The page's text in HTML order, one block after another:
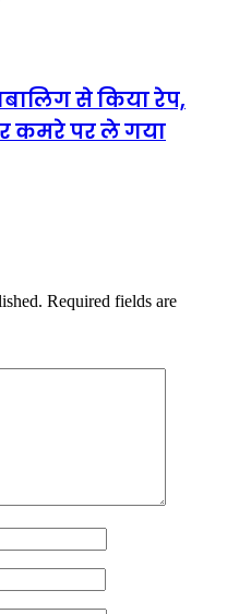
से किया रेप,
कमरे पर ले गया
Required fields are